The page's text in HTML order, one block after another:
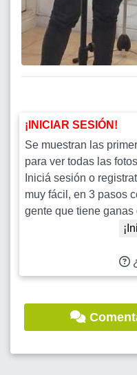
¡INICIAR SESIÓN!
Se muestran las
para ver todas las fotos
Iniciá sesión o
muy fácil, en 3 pasos
gente que tiene ganas